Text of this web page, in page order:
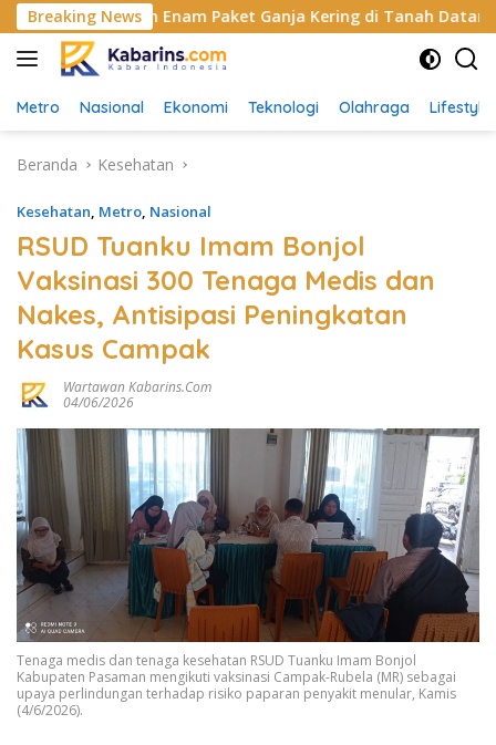
Langsung
ke
konten
Breaking News
dengan Enam Paket Ganja Kering di Tanah Datar
Metro Nasional Ekonomi Teknologi Olahraga Lifestyle
Beranda Kesehatan
Kesehatan, Metro, Nasional
RSUD Tuanku Imam Bonjol
Vaksinasi 300 Tenaga Medis dan
Nakes, Antisipasi Peningkatan
Kasus Campak
Wartawan Kabarins.com
04/06/2026
Tenaga medis dan tenaga kesehatan RSUD Tuanku Imam Bonjol
Kabupaten Pasaman mengikuti vaksinasi Campak-Rubela (MR) sebagai
upaya perlindungan terhadap risiko paparan penyakit menular, Kamis
(4/6/2026).